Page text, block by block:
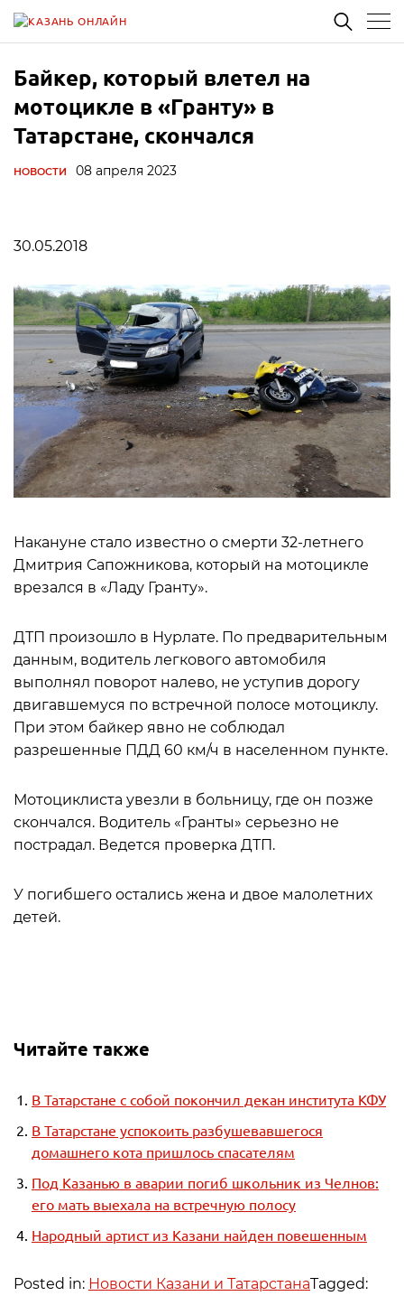
Байкер, который влетел на
мотоцикле в «Гранту» в
Татарстане, скончался
НОВОСТИ 08 апреля 2023
30.05.2018
Накануне стало известно о смерти 32-летнего
Дмитрия Сапожникова, который на мотоцикле
врезался в «Ладу Гранту».
ДТП произошло в Нурлате. По предварительным
данным, водитель легкового автомобиля
выполнял поворот налево, не уступив дорогу
двигавшемуся по встречной полосе мотоциклу.
При этом байкер явно не соблюдал
разрешенные ПДД 60 км/ч в населенном пункте.
Мотоциклиста увезли в больницу, где он позже
скончался. Водитель «Гранты» серьезно не
пострадал. Ведется проверка ДТП.
У погибшего остались жена и двое малолетних
детей.
Читайте также
В Татарстане с собой покончил декан института КФУ
В Татарстане успокоить разбушевавшегося
домашнего кота пришлось спасателям
Под Казанью в аварии погиб школьник из Челнов:
его мать выехала на встречную полосу
Народный артист из Казани найден повешенным
Posted in: Новости Казани и ТатарстанаTagged: